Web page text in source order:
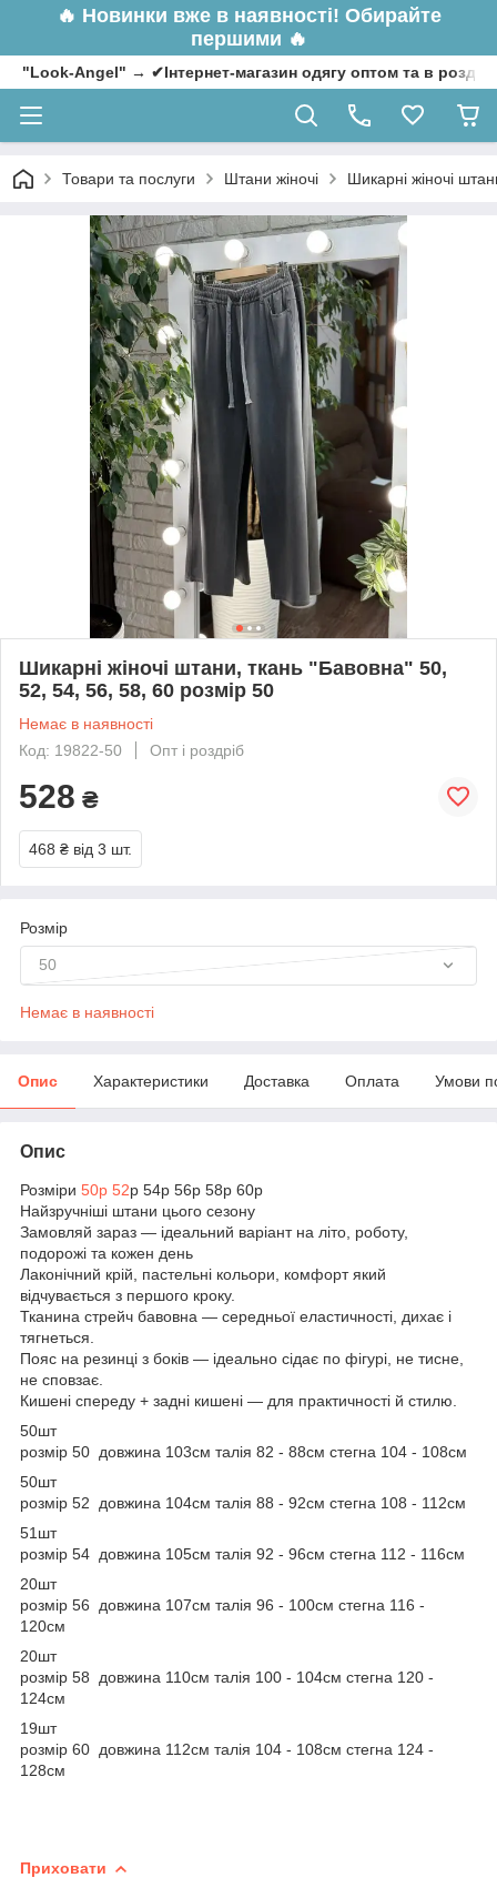
🔥 Новинки вже в наявності! Обирайте
першими 🔥
"Look-Angel" → ✔Інтернет-магазин одягу оптом та в
Товари та послуги Штани жіночі Шикарні жіночі
Шикарні жіночі штани, ткань "Бавовна" 50,
52, 54, 56, 58, 60 розмір 50
Немає в наявності
Код: 19822-50
Опт і роздріб
528 ₴
468 ₴ від 3 шт.
Розмір
50
Немає в наявності
Опис Характеристики Доставка Оплата Умови
Опис
Розміри 50р 52р 54р 56р 58р 60р
Найзручніші штани цього сезону
Замовляй зараз — ідеальний варіант на літо, роботу,
подорожі та кожен день
Лаконічний крій, пастельні кольори, комфорт який
відчувається з першого кроку.
Тканина стрейч бавовна — середньої еластичності, дихає і
тягнеться.
Пояс на резинці з боків — ідеально сідає по фігурі, не тисне,
не сповзає.
Кишені спереду + задні кишені — для практичності й стилю.
50шт
розмір 50 довжина 103см талія 82 - 88см стегна 104 - 108см
50шт
розмір 52 довжина 104см талія 88 - 92см стегна 108 - 112см
51шт
розмір 54 довжина 105см талія 92 - 96см стегна 112 - 116см
20шт
розмір 56 довжина 107см талія 96 - 100см стегна 116 -
120см
20шт
розмір 58 довжина 110см талія 100 - 104см стегна 120 -
124см
19шт
розмір 60 довжина 112см талія 104 - 108см стегна 124 -
128см
Приховати